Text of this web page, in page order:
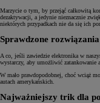
Marzycie o tym, by przejąć całkowitą
dezaktywacji, a jedynie nieznacznie
niektórych przypadkach nie da się ich
Sprawdzone
A co, jeśli zawiedzie elektronika w
wystarczy, aby umożliwić zatankowanie
W mało prawdopodobnej, choć wciąż
autach amerykańskich.
Najważniejszy trik dla